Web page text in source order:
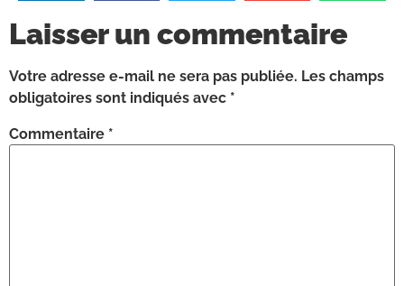
Laisser un commentaire
Votre adresse e-mail ne sera pas publiée. Les champs
obligatoires sont indiqués avec *
Commentaire *